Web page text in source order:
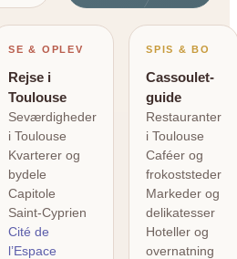
SE & OPLEV
Rejse i
Toulouse
Seværdigheder
i Toulouse
Kvarterer og
bydele
Capitole
Saint-Cyprien
Cité de
l’Espace
SPIS & BO
Cassoulet-
guide
Restauranter
i Toulouse
Caféer og
frokoststeder
Markeder og
delikatesser
Hoteller og
overnatning